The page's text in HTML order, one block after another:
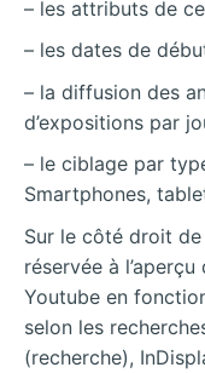
– les attributs de
– les dates de
– la diffusion des
d’expositions par
– le ciblage par
Smartphones,
Sur le côté droit
réservée à
Youtube en
selon les
(recherche),